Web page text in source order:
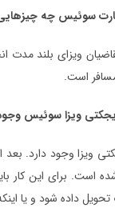
ویزای بلند مدت
است.
است. برای این کار
داده شود و یا